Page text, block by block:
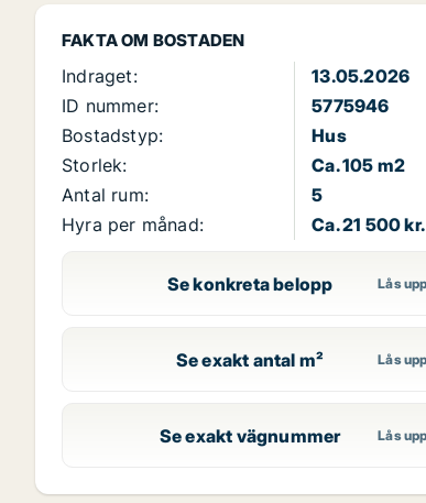
FAKTA OM BOSTADEN
Indraget:
13.05.2026
ID nummer:
5775946
Bostadstyp:
Hus
Storlek:
Ca. 105 m2
Antal rum:
5
Hyra per månad:
Ca. 21 500 kr.
Se konkreta belopp
Se exakt antal m²
Se exakt vägnummer